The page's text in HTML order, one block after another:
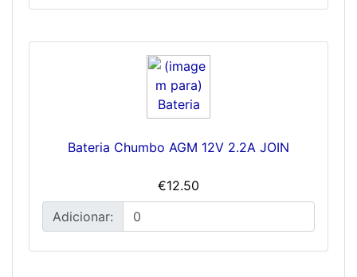
Bateria Chumbo AGM 12V 2.2A JOIN
€12.50
Adicionar: